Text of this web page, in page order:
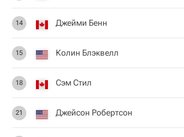
14 Джейми Бенн
15 Колин Блэквелл
18 Сэм Стил
21 Джейсон Робертсон